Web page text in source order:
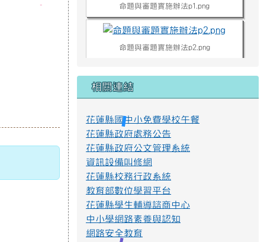
命題與審題實施辦法p3.png
命題與審題實施辦法p4.png
不迷小紅書，青春不迷途
近年小紅書APP為國人下載使用，產生
資訊安全疑慮、詐騙或其他校園安全事件，
經查內政部警政署165打詐儀表板「縣市案
例」列有423件因使用小紅書遭詐騙之案
例，態樣包含：網路購物詐騙、假交友（投
資詐財）詐騙、假買家騙賣家詐騙、假求職
相關連結
花蓮縣國中小免費學校午餐
花蓮縣政府處務公告
花蓮縣政府公文管理系統
資訊設備叫修網
花蓮縣校務行政系統
教育部數位學習平台
花蓮縣學生輔導諮商中心
中小學網路素養與認知
網路安全教育